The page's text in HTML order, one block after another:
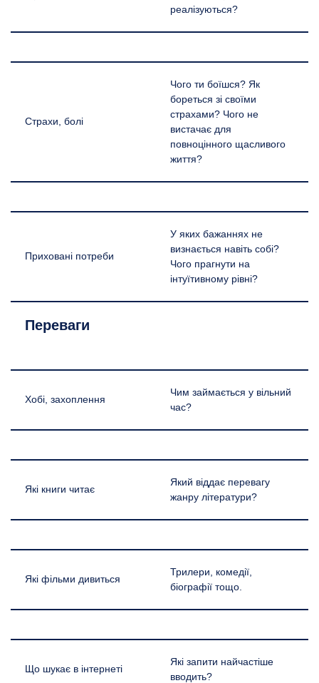
реалізуються?
Страхи, болі
Чого ти боїшся? Як
бореться зі своїми
страхами? Чого не
вистачає для
повноцінного щасливого
життя?
Приховані потреби
У яких бажаннях не
визнається навіть собі?
Чого прагнути на
інтуїтивному рівні?
Переваги
Хобі, захоплення
Чим займається у вільний
час?
Які книги читає
Який віддає перевагу
жанру літератури?
Які фільми дивиться
Трилери, комедії,
біографії тощо.
Що шукає в інтернеті
Які запити найчастіше
вводить?